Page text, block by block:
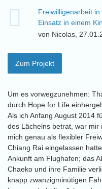
Freiwilligenarbeit
Einsatz in einem
von Nicolas,
Zum Projekt
Um es vorwegzunehmen:
durch Hope for Life
Als ich Anfang August 2014
des Lächelns betrat, war mir
mich genau als flexibler
Chiang Rai eingelassen
Ankunft am Flughafen; das
Chaeko und ihre Familie
knapp zwanzigminütigen